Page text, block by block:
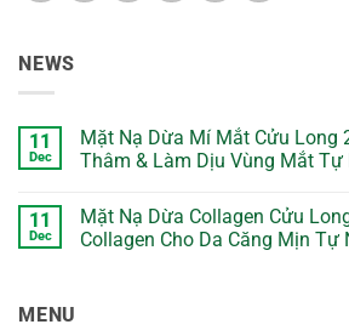
NEWS
11
Dec
Mặt Nạ Dừa Mí Mắt Cửu Long
Thâm & Làm Dịu Vùng Mắt Tự
on
Mặt
Nạ
11
Dec
Mặt Nạ Dừa Collagen Cửu
Collagen Cho Da Căng Mịn Tự
MENU